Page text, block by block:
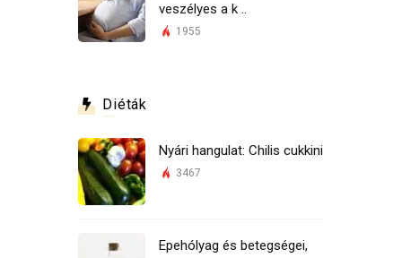
veszélyes a k ..
1955
Diéták
Nyári hangulat: Chilis cukkini
3467
Epehólyag és betegségei,